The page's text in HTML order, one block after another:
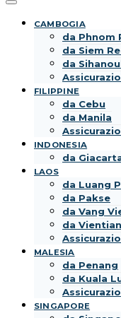
CAMBOGIA
da Phnom
da Siem
da
FILIPPINE
da Cebu
da Manila
INDONESIA
da
LAOS
da Luang
da Pakse
da Vang
da
MALESIA
da Penang
da Kuala
SINGAPORE